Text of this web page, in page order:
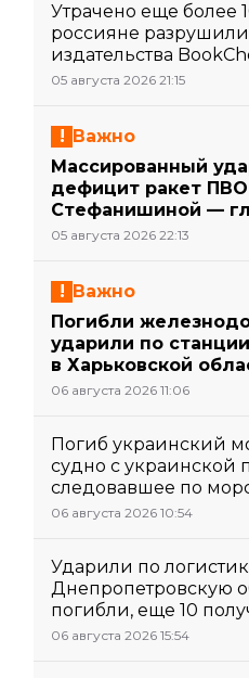
Утрачено еще более
россияне
издательства
05 августа 2026 21:15
Важно
Массированный
дефицит ракет
Стефанишиной —
05 августа 2026 22:13
Важно
Погибли
ударили по
в Харьковской
06 августа 2026 11:06
Погиб украинский
судно с украинской
следовавшее по
06 августа 2026 10:54
Ударили по
Днепропетровскую
погибли, еще 10
06 августа 2026 15:54